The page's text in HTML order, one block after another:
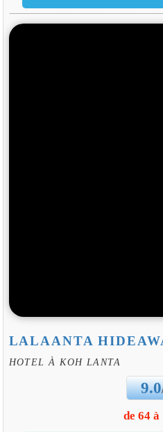
LALAANTA
HOTEL À KOH LANTA
9.0
de 64 à